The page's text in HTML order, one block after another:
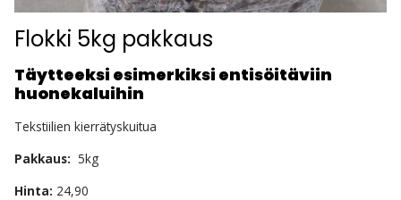
Flokki 5kg pakkaus
Täytteeksi esimerkiksi entisöitäviin
huonekaluihin
Tekstiilien kierrätyskuitua
Pakkaus: 5kg
Hinta: 24,90